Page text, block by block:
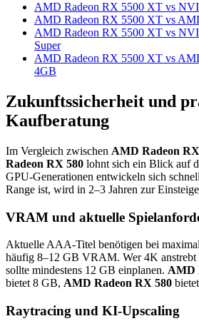
AMD Radeon RX 5500 XT vs
AMD Radeon RX 5500 XT vs
AMD Radeon RX 5500 XT vs
Super
AMD Radeon RX 5500 XT vs
4GB
Zukunftssicherheit und
Kaufberatung
Im Vergleich zwischen AMD Radeon
Radeon RX 580 lohnt sich ein Blick auf
GPU-Generationen entwickeln sich
Range ist, wird in 2–3 Jahren zur
VRAM und aktuelle
Aktuelle AAA-Titel benötigen bei
häufig 8–12 GB VRAM. Wer 4K anstrebt
sollte mindestens 12 GB einplanen. AMD
bietet 8 GB, AMD Radeon RX 580
Raytracing und KI-Upscaling